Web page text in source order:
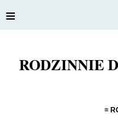
≡
RODZINNIE
≡